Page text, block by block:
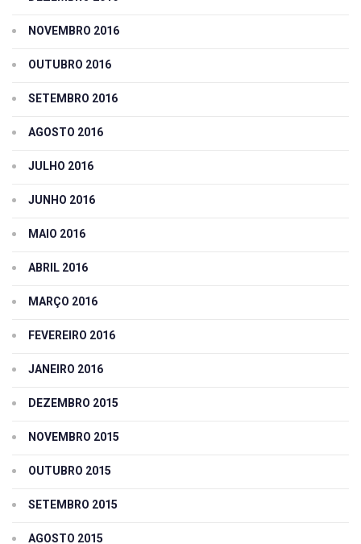
NOVEMBRO 2016
OUTUBRO 2016
SETEMBRO 2016
AGOSTO 2016
JULHO 2016
JUNHO 2016
MAIO 2016
ABRIL 2016
MARÇO 2016
FEVEREIRO 2016
JANEIRO 2016
DEZEMBRO 2015
NOVEMBRO 2015
OUTUBRO 2015
SETEMBRO 2015
AGOSTO 2015